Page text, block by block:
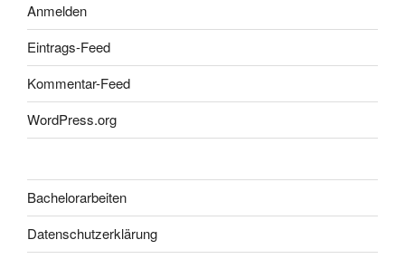
Anmelden
Eintrags-Feed
Kommentar-Feed
WordPress.org
Bachelorarbeiten
Datenschutzerklärung